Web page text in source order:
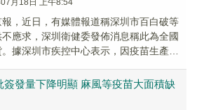
月18日 上午8:54
，近日，有媒體報道稱深圳市百白破等
應求，深圳衛健委發佈消息稱此為全國
據深圳市疾控中心表示，因疫苗生產企
，存...
簽發量下降明顯 麻風等疫苗大面積缺